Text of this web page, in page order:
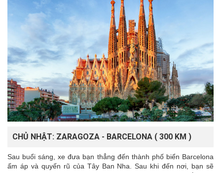
CHỦ NHẬT: ZARAGOZA - BARCELONA ( 300 KM )
Sau buổi sáng, xe đưa bạn thẳng đến thành phố biển Barcelona
ấm áp và quyến rũ của Tây Ban Nha. Sau khi đến nơi, bạn sẽ